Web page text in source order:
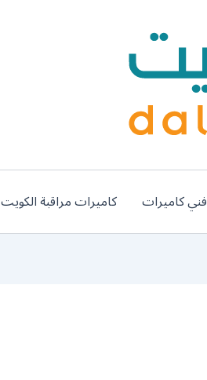
فني كاميرات كاميرات مراقبة الكويت